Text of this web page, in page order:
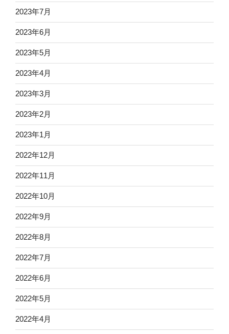
2023年7月
2023年6月
2023年5月
2023年4月
2023年3月
2023年2月
2023年1月
2022年12月
2022年11月
2022年10月
2022年9月
2022年8月
2022年7月
2022年6月
2022年5月
2022年4月